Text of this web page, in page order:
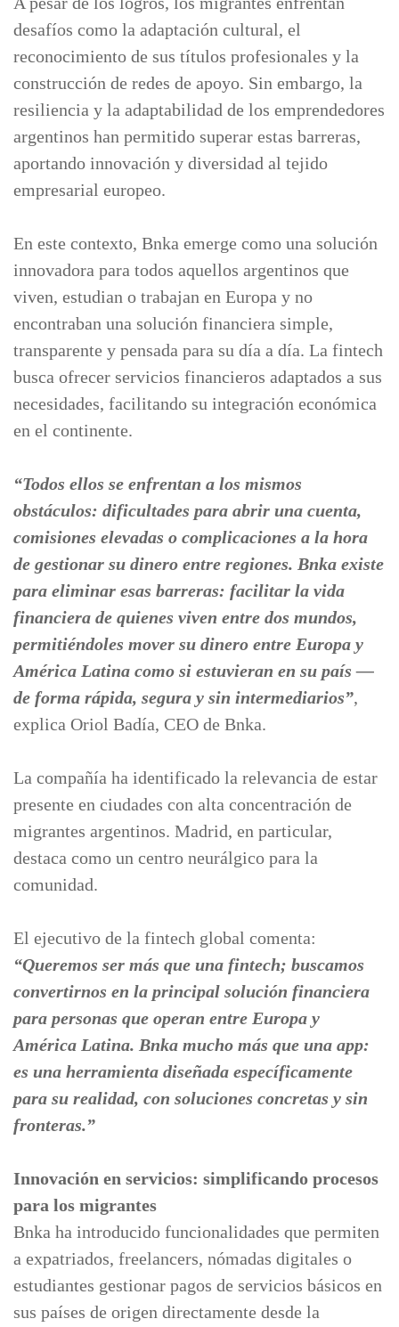
desafíos como la adaptación cultural, el
reconocimiento de sus títulos profesionales y la
construcción de redes de apoyo. Sin embargo, la
resiliencia y la adaptabilidad de los emprendedores
argentinos han permitido superar estas barreras,
aportando innovación y diversidad al tejido
empresarial europeo.
En este contexto, Bnka emerge como una solución
innovadora para todos aquellos argentinos que
viven, estudian o trabajan en Europa y no
encontraban una solución financiera simple,
transparente y pensada para su día a día. La fintech
busca ofrecer servicios financieros adaptados a sus
necesidades, facilitando su integración económica
en el continente.
“Todos ellos se enfrentan a los mismos
obstáculos: dificultades para abrir una cuenta,
comisiones elevadas o complicaciones a la hora
de gestionar su dinero entre regiones. Bnka existe
para eliminar esas barreras: facilitar la vida
financiera de quienes viven entre dos mundos,
permitiéndoles mover su dinero entre Europa y
América Latina como si estuvieran en su país —
de forma rápida, segura y sin intermediarios”,
explica Oriol Badía, CEO de Bnka.
La compañía ha identificado la relevancia de estar
presente en ciudades con alta concentración de
migrantes argentinos. Madrid, en particular,
destaca como un centro neurálgico para la
comunidad.
El ejecutivo de la fintech global comenta:
“Queremos ser más que una fintech; buscamos
convertirnos en la principal solución financiera
para personas que operan entre Europa y
América Latina. Bnka mucho más que una app:
es una herramienta diseñada específicamente
para su realidad, con soluciones concretas y sin
fronteras.”
Innovación en servicios: simplificando procesos
para los migrantes
Bnka ha introducido funcionalidades que permiten
a expatriados, freelancers, nómadas digitales o
estudiantes gestionar pagos de servicios básicos en
sus países de origen directamente desde la